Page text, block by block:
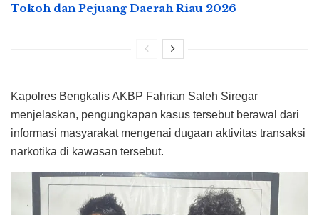
Tokoh dan Pejuang Daerah Riau 2026
Kapolres Bengkalis AKBP Fahrian Saleh Siregar
menjelaskan, pengungkapan kasus tersebut berawal dari
informasi masyarakat mengenai dugaan aktivitas transaksi
narkotika di kawasan tersebut.